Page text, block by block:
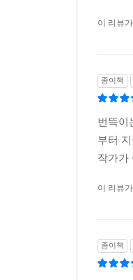
이 리뷰
종이책
번뜩이
부터
작가가
이 리뷰
종이책